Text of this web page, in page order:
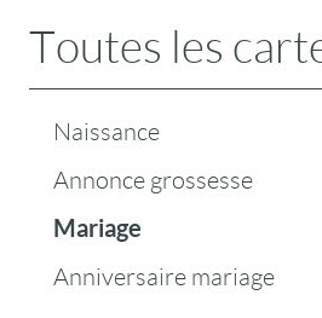
Toutes les
Naissance
Annonce grossesse
Mariage
Anniversaire mariage